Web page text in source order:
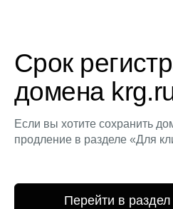
Срок
домена
Если вы хотите сохранить
продление в разделе «Для
Перейти в